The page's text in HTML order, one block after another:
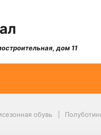
дом 11
обувь